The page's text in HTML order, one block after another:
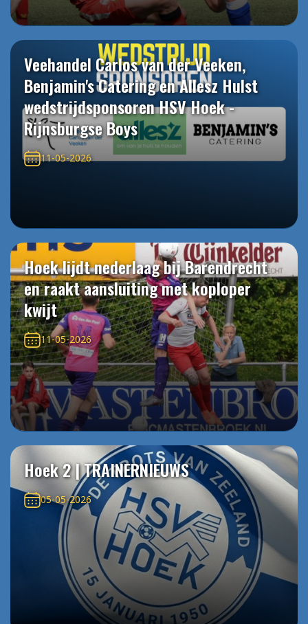
Veehandel Carlos van der Veeken,
Benjamin's Catering en Allesz Hulst
wedstrijdsponsoren HSV Hoek -
Rijnsburgse Boys
11-05-2026
Hoek lijdt nederlaag bij Barendrecht
en raakt aansluiting met koploper
kwijt
11-05-2026
Hoek 2 | TRAINERNIEUWS
05-05-2026